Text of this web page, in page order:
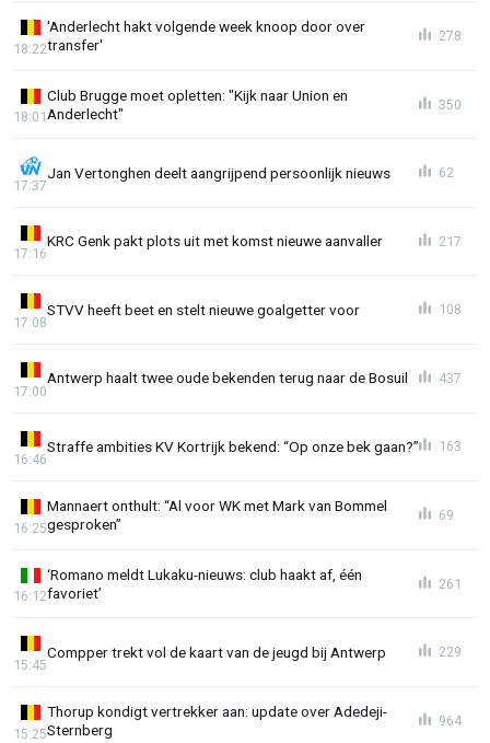
'Anderlecht hakt volgende week knoop door over
transfer'
18:22
278
Club Brugge moet opletten: "Kijk naar Union en
Anderlecht"
18:01
350
Jan Vertonghen deelt aangrijpend persoonlijk nieuws
17:37
62
KRC Genk pakt plots uit met komst nieuwe aanvaller
17:16
217
STVV heeft beet en stelt nieuwe goalgetter voor
17:08
108
Antwerp haalt twee oude bekenden terug naar de Bosuil
17:00
437
Straffe ambities KV Kortrijk bekend: “Op onze bek gaan?”
16:46
163
Mannaert onthult: “Al voor WK met Mark van Bommel
gesproken”
16:25
69
‘Romano meldt Lukaku-nieuws: club haakt af, één
favoriet’
16:12
261
Compper trekt vol de kaart van de jeugd bij Antwerp
15:45
229
Thorup kondigt vertrekker aan: update over Adedeji-
Sternberg
15:25
964